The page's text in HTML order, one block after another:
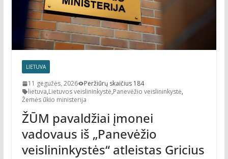
LIETUVA
11 gegužės, 2026
Peržiūrų skaičius 184
lietuva,Lietuvos veislininkystė,Panevėžio veislininkystė,
Žemės ūkio ministerija
ŽŪM pavaldžiai įmonei
vadovaus iš „Panevėžio
veislininkystės“ atleistas Gricius